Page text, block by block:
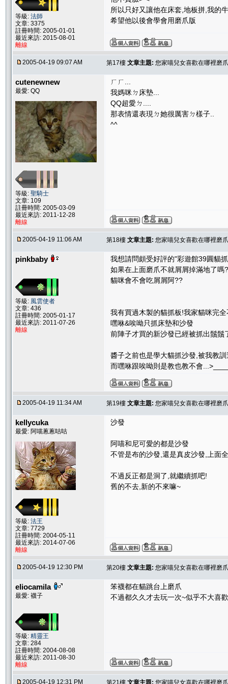
等級: 法師
文章: 3375
註冊時間: 2005-01-01
最近來訪: 2015-08-01
離線
所以只好又讓他在床套,地板拼,我的
希望他以後會學會用磨爪版
2005-04-19 09:07 AM 第17樓 文章主題: 您家喵兒女喜歡在哪裡磨
cutenewnew
最愛: QQ
等級: 聖騎士
文章: 109
註冊時間: 2005-03-09
最近來訪: 2011-12-28
離線
ㄏㄏ...
我媽咪ㄉ床墊...
QQ超愛ㄉ....
那表情還表現ㄉ她很厲害ㄉ樣子..
^^
2005-04-19 11:06 AM 第18樓 文章主題: 您家喵兒女喜歡在哪裡磨
pinkbaby
等級: 風雲使者
文章: 436
註冊時間: 2005-01-17
最近來訪: 2011-07-26
離線
我想請問頗受好評的"彩遊館39圓貓
如果在上面磨爪不就屑屑掉滿地了嗎
貓咪會不會吃屑屑阿??
我有買過木製的貓抓板!我家貓咪完全
嘿咻&唉呦只抓床墊和沙發
前陣子才買的新沙發已經被抓出鬚
醬子之前也是學大貓抓沙發,被我教
而嘿咻跟唉呦則是教也教不會
2005-04-19 11:34 AM 第19樓 文章主題: 您家喵兒女喜歡在哪裡磨
kellycuka
最愛: 阿喵蔥蔥咕咕
等級: 法王
文章: 7729
註冊時間: 2004-05-11
最近來訪: 2014-07-06
離線
沙發
阿喵和尼可愛的都是沙發
不管是布的沙發,還是真皮沙發,上面
不過反正都是洞了,就繼續抓吧!
舊的不去,新的不來嘛~
2005-04-19 12:30 PM 第20樓 文章主題: 您家喵兒女喜歡在哪裡磨
eliocamila
最愛: 襪子
等級: 精靈王
文章: 284
註冊時間: 2004-08-08
最近來訪: 2011-08-30
離線
笨襪都在貓跳台上磨爪
不過都久久才去玩一次~似乎不大喜
2005-04-19 12:31 PM 第21樓 文章主題: 您家喵兒女喜歡在哪裡磨